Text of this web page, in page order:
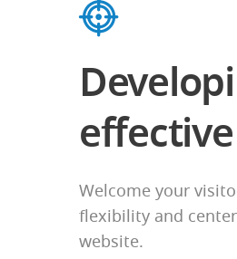
Welcome your
flexibility and
website.